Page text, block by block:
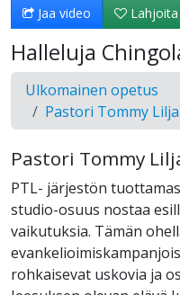
Jaa video Lahjoita
Halleluja
Ulkomainen opetus
Pastori Tommy
Pastori Tommy
PTL- järjestön
studio-osuus nostaa
vaikutuksia. Tämän
rohkaisevat uskovia ja